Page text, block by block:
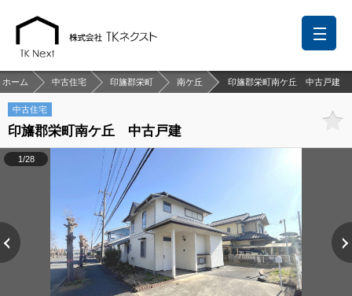
ホーム 中古住宅 印旛郡栄町 南ケ丘 印旛郡栄町南ケ丘 中古戸建
中古住宅
印旛郡栄町南ケ丘 中古戸建
1/28
前回の履歴 検討リスト
中国語での対応も可能です
お問い合わせ
営業メールは固くお断りします
お知らせ